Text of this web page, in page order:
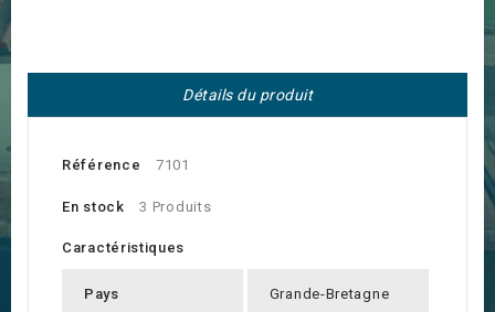
Détails du produit
Référence 7101
En stock 3 Produits
Caractéristiques
Pays Grande-Bretagne